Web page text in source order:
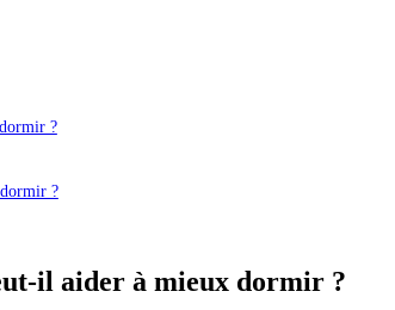
?
?
il aider à mieux dormir ?